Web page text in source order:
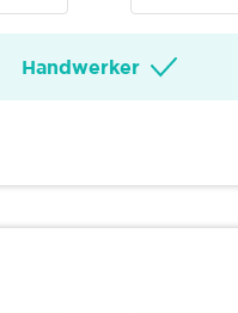
Handwerker